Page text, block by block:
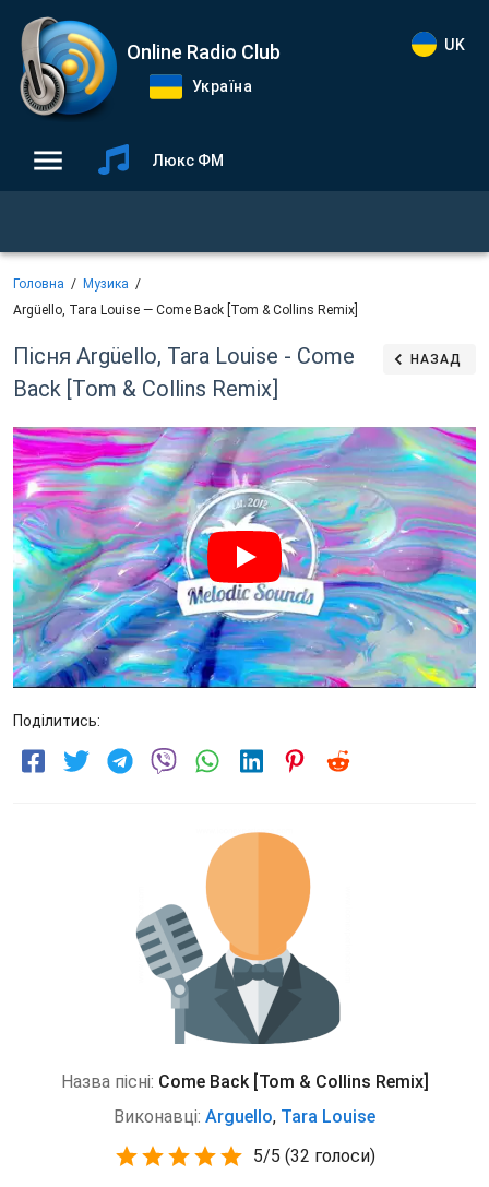
Online Radio Club
Україна
UK
Люкс ФМ
Головна
Музика
Argüello, Tara Louise — Come Back [Tom & Collins Remix]
Пісня Argüello, Tara Louise - Come
Back [Tom & Collins Remix]
НАЗАД
Поділитись:
Назва пісні: Come Back [Tom & Collins Remix]
Виконавці: Arguello, Tara Louise
5/5 (32 голоси)